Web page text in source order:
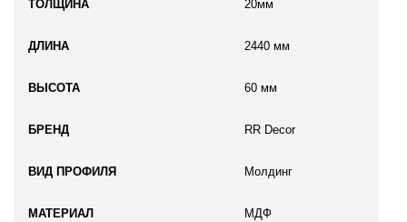
ТОЛЩИНА 20мм
ДЛИНА 2440 мм
ВЫСОТА 60 мм
БРЕНД RR Decor
ВИД ПРОФИЛЯ Молдинг
МАТЕРИАЛ МДФ